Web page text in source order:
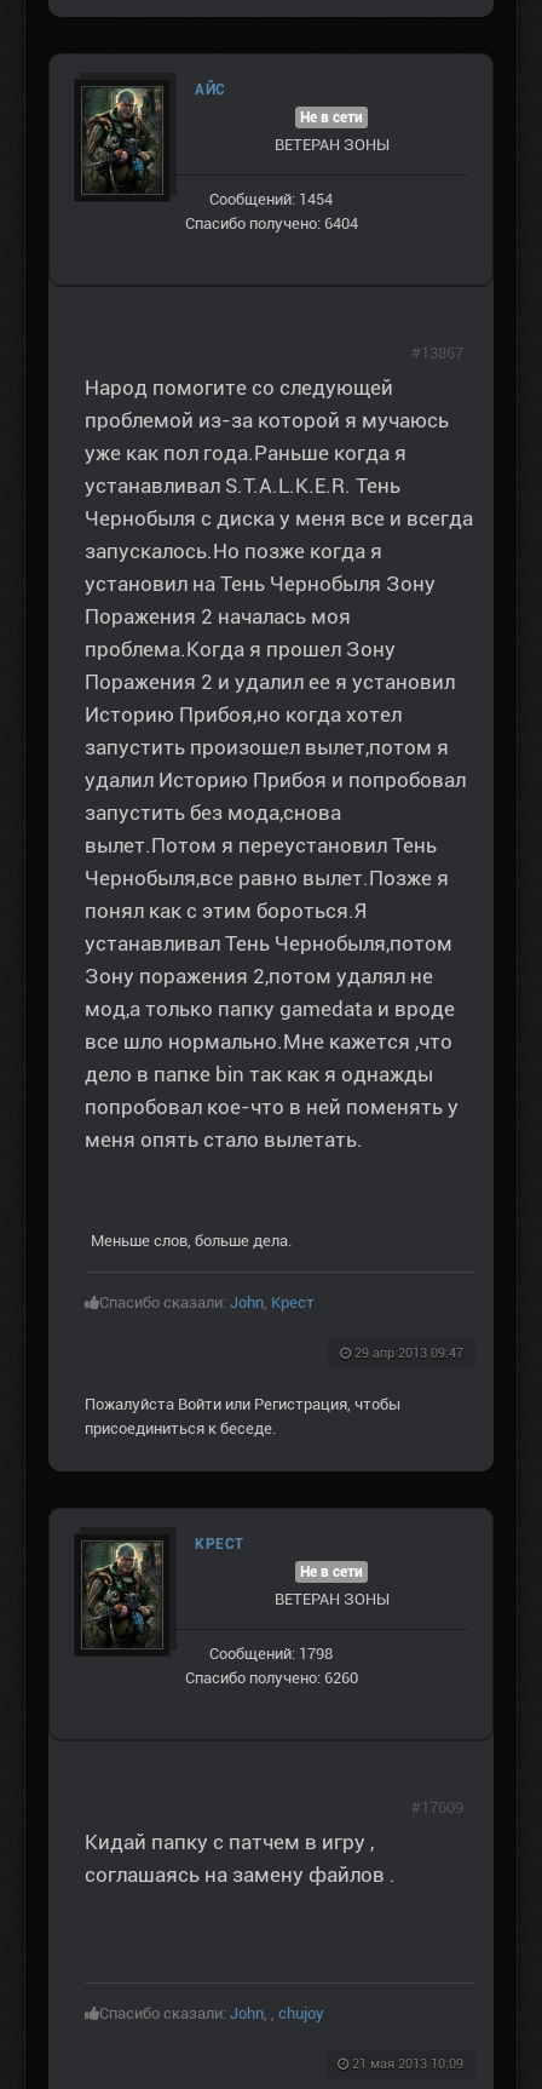
AЙС
Не в сети
ВЕТЕРАН ЗOНЫ
Сообщений: 1454
Спасибо получено: 6404
Народ помогите со следующей
проблемой из-за которой я мучаюсь
уже как пол года.Раньше когда я
устанавливал S.T.A.L.K.E.R. Тень
Чернобыля с диска у меня все и всегда
запускалось.Но позже когда я
установил на Тень Чернобыля Зону
Поражения 2 началась моя
проблема.Когда я прошел Зону
Поражения 2 и удалил ее я установил
Историю Прибоя,но когда хотел
запустить произошел вылет,потом я
удалил Историю Прибоя и попробовал
запустить без мода,снова
вылет.Потом я переустановил Тень
Чернобыля,все равно вылет.Позже я
понял как с этим бороться.Я
устанавливал Тень Чернобыля,потом
Зону поражения 2,потом удалял не
мод,а только папку gamedata и вроде
все шло нормально.Мне кажется ,что
дело в папке bin так как я однажды
попробовал кое-что в ней поменять у
меня опять стало вылетать.
Меньше слов, больше дела.
Спасибо сказали: John Крест
29 апр 2013 09:47
#13867
Пожалуйста Войти или Регистрация , чтобы
присоединиться к беседе.
КРЕСТ
Не в сети
ВЕТЕРАН ЗOНЫ
Сообщений: 1798
Спасибо получено: 6260
Кидай папку с патчем в игру ,
соглашаясь на замену файлов .
Спасибо сказали: John chujoy
21 мая 2013 10:09
#17609